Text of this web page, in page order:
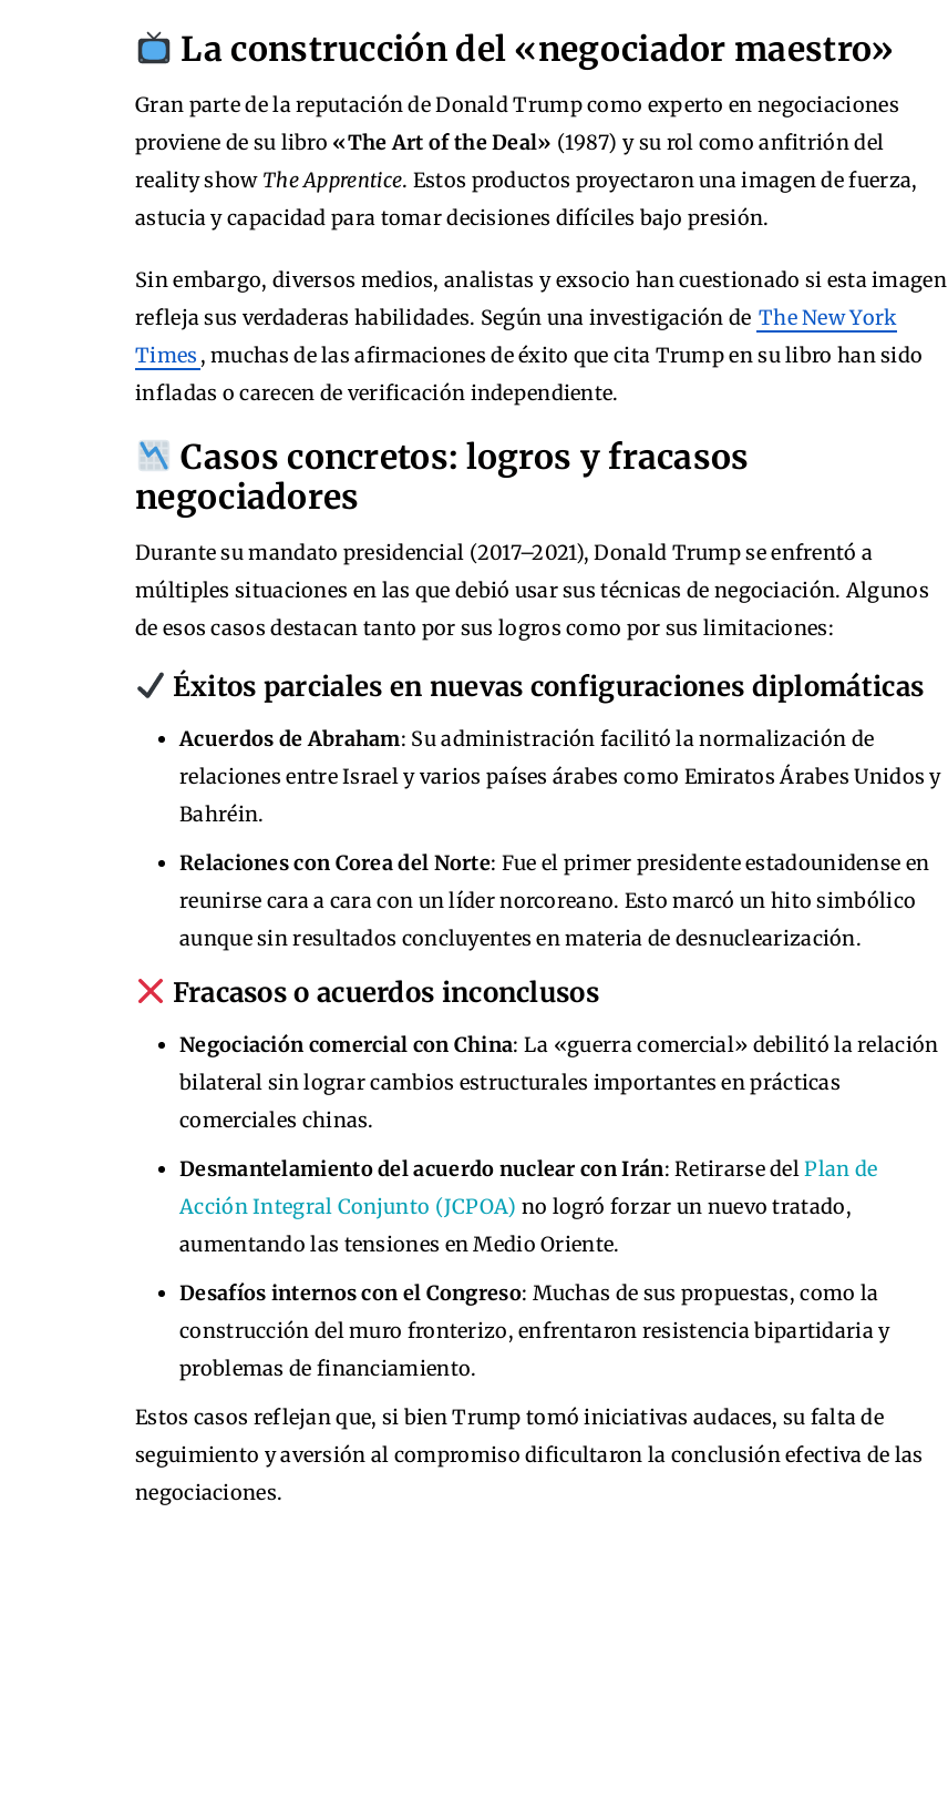
La construcción del «negociador maestro»
Gran parte de la reputación de Donald Trump como experto en negociaciones
proviene de su libro «The Art of the Deal» (1987) y su rol como anfitrión del
reality show The Apprentice. Estos productos proyectaron una imagen de fuerza,
astucia y capacidad para tomar decisiones difíciles bajo presión.
Sin embargo, diversos medios, analistas y exsocio han cuestionado si esta imagen
refleja sus verdaderas habilidades. Según una investigación de The New York
Times , muchas de las afirmaciones de éxito que cita Trump en su libro han sido
infladas o carecen de verificación independiente.
Casos concretos: logros y fracasos
negociadores
Durante su mandato presidencial (2017–2021), Donald Trump se enfrentó a
múltiples situaciones en las que debió usar sus técnicas de negociación. Algunos
de esos casos destacan tanto por sus logros como por sus limitaciones:
Éxitos parciales en nuevas configuraciones diplomáticas
Acuerdos de Abraham: Su administración facilitó la normalización de
relaciones entre Israel y varios países árabes como Emiratos Árabes Unidos y
Bahréin.
Relaciones con Corea del Norte: Fue el primer presidente estadounidense en
reunirse cara a cara con un líder norcoreano. Esto marcó un hito simbólico
aunque sin resultados concluyentes en materia de desnuclearización.
Fracasos o acuerdos inconclusos
Negociación comercial con China: La «guerra comercial» debilitó la relación
bilateral sin lograr cambios estructurales importantes en prácticas
comerciales chinas.
Desmantelamiento del acuerdo nuclear con Irán: Retirarse delPlan de
Acción Integral Conjunto (JCPOA) no logró forzar un nuevo tratado,
aumentando las tensiones en Medio Oriente.
Desafíos internos con el Congreso: Muchas de sus propuestas, como la
construcción del muro fronterizo, enfrentaron resistencia bipartidaria y
problemas de financiamiento.
Estos casos reflejan que, si bien Trump tomó iniciativas audaces, su falta de
seguimiento y aversión al compromiso dificultaron la conclusión efectiva de las
negociaciones.